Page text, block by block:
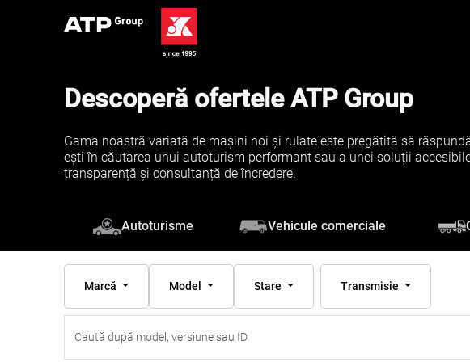
Descoperă ofertele ATP Group
Gama noastră variată de mașini noi și rulate este pregătită să
ești în căutarea unui autoturism performant sau a unei soluții
transparență și consultanță de încredere.
Autoturisme Vehicule comerciale
Marcă Model Stare Transmisie